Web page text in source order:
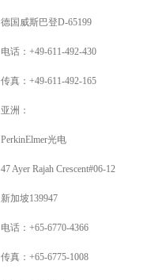
德国威斯巴登D-65199
电话：+49-611-492-430
传真：+49-611-492-165
亚洲：
PerkinElmer光电
47 Ayer Rajah Crescent#06-12
新加坡139947
电话：+65-6770-4366
传真：+65-6775-1008